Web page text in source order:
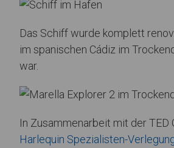
Das Schiff wurde komplett
im spanischen Cádiz im
war.
In Zusammenarbeit mit der TED
Harlequin Spezialisten-